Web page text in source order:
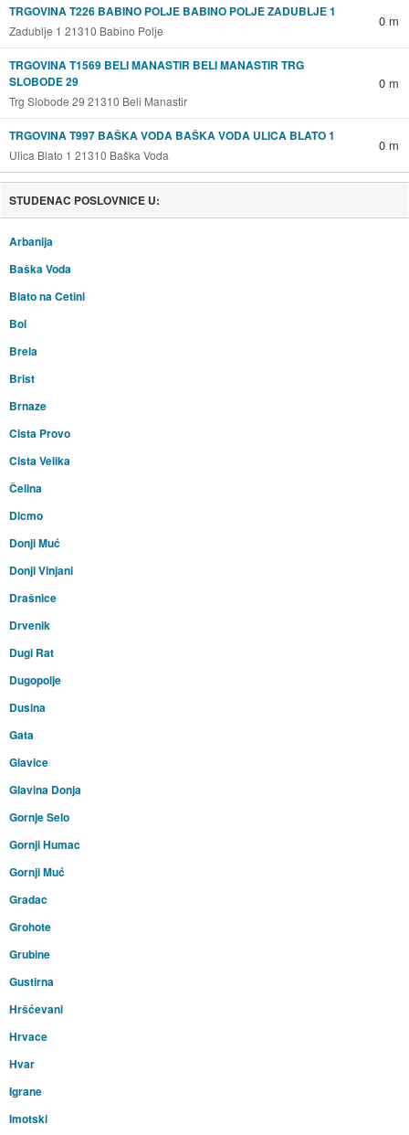
TRGOVINA T226 BABINO POLJE BABINO POLJE ZADUBLJE 1
Zadublje 1 21310 Babino Polje
0 m
TRGOVINA T1569 BELI MANASTIR BELI MANASTIR TRG
SLOBODE 29
Trg Slobode 29 21310 Beli Manastir
0 m
TRGOVINA T997 BAŠKA VODA BAŠKA VODA ULICA BLATO 1
Ulica Blato 1 21310 Baška Voda
0 m
STUDENAC POSLOVNICE U:
Arbanija
Baška Voda
Blato na Cetini
Bol
Brela
Brist
Brnaze
Cista Provo
Cista Velika
Čelina
Dicmo
Donji Muć
Donji Vinjani
Drašnice
Drvenik
Dugi Rat
Dugopolje
Dusina
Gata
Glavice
Glavina Donja
Gornje Selo
Gornji Humac
Gornji Muć
Gradac
Grohote
Grubine
Gustirna
Hršćevani
Hrvace
Hvar
Igrane
Imotski